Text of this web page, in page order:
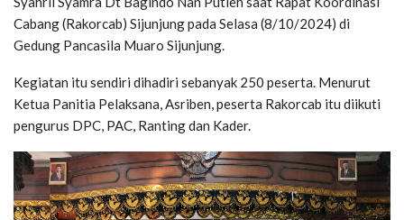
Cabang (Rakorcab) Sijunjung pada Selasa (8/10/2024) di
Gedung Pancasila Muaro Sijunjung.
Kegiatan itu sendiri dihadiri sebanyak 250 peserta. Menurut
Ketua Panitia Pelaksana, Asriben, peserta Rakorcab itu diikuti
pengurus DPC, PAC, Ranting dan Kader.